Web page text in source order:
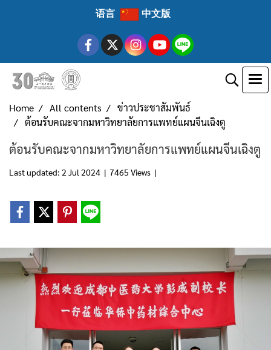
语言 中文版
Home All contents
ข่าวประชาสัมพันธ์
ต้อนรับคณะจากมหาวิทยาลัยการแพทย์แผนจีนเฉิงตู
ต้อนรับคณะจากมหาวิทยาลัยการแพทย์แผนจีนเฉิงตู
Last updated: 2 Jul 2024 | 7465 Views |